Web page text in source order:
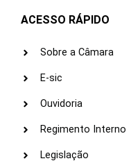
ACESSO RÁPIDO
Sobre a Câmara
E-sic
Ouvidoria
Regimento Interno
Legislação